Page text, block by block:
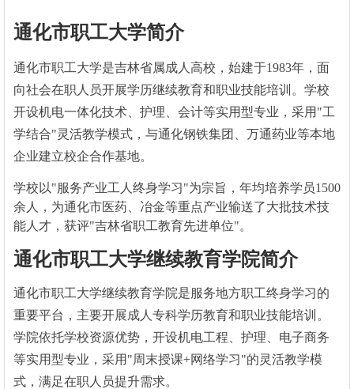
通化市职工大学简介
通化市职工大学是吉林省属成人高校，始建于1983年，面
向社会在职人员开展学历继续教育和职业技能培训。学校
开设机电一体化技术、护理、会计等实用型专业，采用"工
学结合"灵活教学模式，与通化钢铁集团、万通药业等本地
企业建立校企合作基地。
学校以"服务产业工人终身学习"为宗旨，年均培养学员1500
余人，为通化市医药、冶金等重点产业输送了大批技术技
能人才，获评"吉林省职工教育先进单位"。
通化市职工大学继续教育学院简介
通化市职工大学继续教育学院是服务地方职工终身学习的
重要平台，主要开展成人专科学历教育和职业技能培训。
学院依托学校资源优势，开设机电工程、护理、电子商务
等实用型专业，采用"周末授课+网络学习"的灵活教学模
式，满足在职人员提升需求。